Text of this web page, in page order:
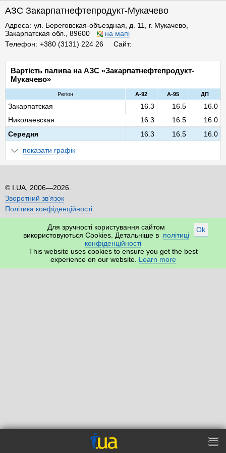
АЗС Закарпатнефтепродукт-Мукачево
Адреса
ул. Береговская-объездная, д. 11, г. Мукачево,
Закарпатская обл., 89600
на мапі
Телефон
+380 (3131) 224 26 Сайт
Вартість паливана АЗС «Закарпатнефтепродукт-
Мукачево»
Регіон A-92 A-95 ДП
Середня 16.3 16.5 16.0
Закарпатская 16.3 16.5
16.0
Николаевская
16.3 16.5 16.0
показати графік
I.UA, 2006—2026.
Зворотний зв'язок
Політика конфіденційності
Ok
Для зручності користування сайтом
використовуються Cookies. Детальніше в політиці
конфіденційності
This website uses cookies to ensure you get the best
experience on our website. Learn more